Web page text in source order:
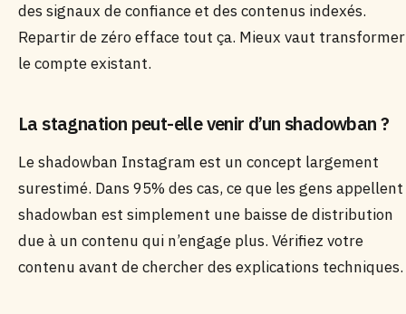
des signaux de confiance et des contenus indexés.
Repartir de zéro efface tout ça. Mieux vaut transformer
le compte existant.
La stagnation peut-elle venir d’un shadowban ?
Le shadowban Instagram est un concept largement
surestimé. Dans 95% des cas, ce que les gens appellent
shadowban est simplement une baisse de distribution
due à un contenu qui n’engage plus. Vérifiez votre
contenu avant de chercher des explications techniques.